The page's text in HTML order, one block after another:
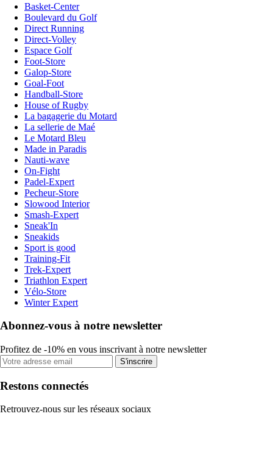
Basket-Center
Boulevard du Golf
Direct Running
Direct-Volley
Espace Golf
Foot-Store
Galop-Store
Goal-Foot
Handball-Store
House of Rugby
La bagagerie du Motard
La sellerie de Maé
Le Motard Bleu
Made in Paradis
Nauti-wave
On-Fight
Padel-Expert
Pecheur-Store
Slowood Interior
Smash-Expert
Sneak'In
Sneakids
Sport is good
Training-Fit
Trek-Expert
Triathlon Expert
Vélo-Store
Winter Expert
Abonnez-vous à notre newsletter
Profitez de -10% en vous inscrivant à notre newsletter
S'inscrire
Restons connectés
Retrouvez-nous sur les réseaux sociaux